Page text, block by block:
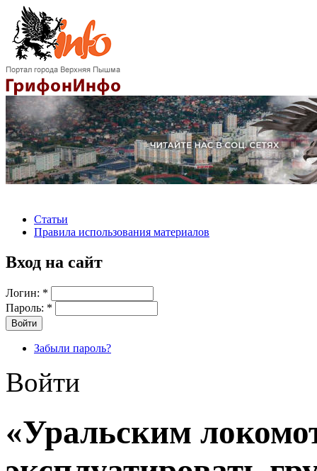
Статьи
Правила использования материалов
Вход на сайт
Логин: *
Пароль: *
Забыли пароль?
Войти
«Уральским